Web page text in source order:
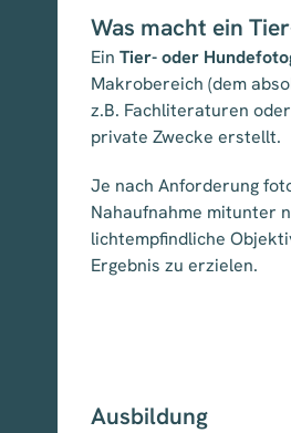
Was macht ein
Ein Tier- oder
Makrobereich (dem
z.B. Fachliteraturen
private Zwecke erstellt.
Je nach Anforderung
Nahaufnahme mitunter
lichtempfindliche
Ergebnis zu erzielen.
Ausbildung